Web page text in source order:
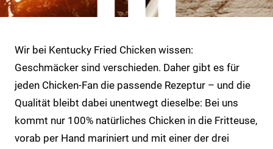
Wir bei Kentucky Fried Chicken wissen:
Geschmäcker sind verschieden. Daher gibt es für
jeden Chicken-Fan die passende Rezeptur – und die
Qualität bleibt dabei unentwegt dieselbe: Bei uns
kommt nur 100% natürliches Chicken in die Fritteuse,
vorab per Hand mariniert und mit einer der drei